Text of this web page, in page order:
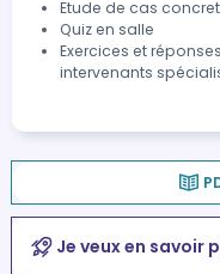
Etude de cas
Quiz en salle
Exercices et
intervenants
Je veux en savoir